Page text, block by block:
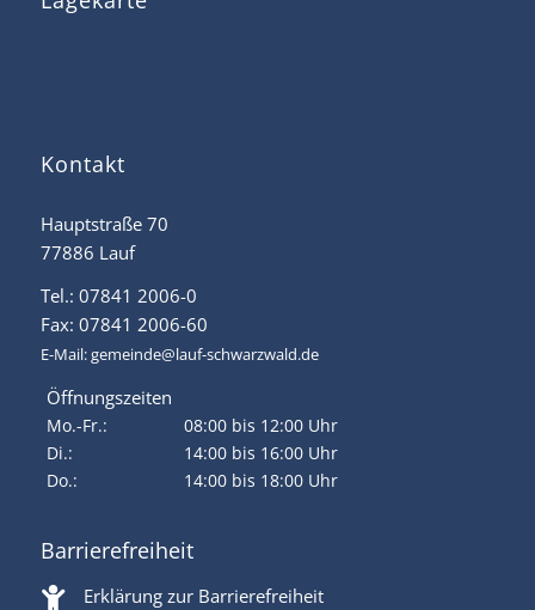
Kontakt
Hauptstraße 70
77886 Lauf
Tel.: 07841 2006-0
Fax: 07841 2006-60
E-Mail:gemeinde@lauf-schwarzwald.de
Öffnungszeiten
Mo.-Fr.:
08:00 bis 12:00 Uhr
Di.:
14:00 bis 16:00 Uhr
Do.:
14:00 bis 18:00 Uhr
Barrierefreiheit
Erklärung zur Barrierefreiheit